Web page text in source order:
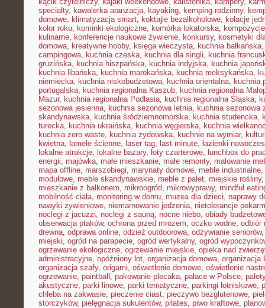
specialty, kawalerka aranżacja, kayaking, kemping rodzinny,
domowe, klimatyzacja smart, koktajle bezalkoholowe, kolacje
kolor roku, kominki ekologiczne, komórka lokatorska,
kulinarne, konferencje naukowe żywienie, konkursy, kosmetyki
domowa, kreatywne hobby, księga wieczysta, kuchnia bałkańska
campingowa, kuchnia czeska, kuchnia dla singli, kuchnia
gruzińska, kuchnia hiszpańska, kuchnia indyjska, kuchnia
kuchnia libańska, kuchnia marokańska, kuchnia meksykańska,
niemiecka, kuchnia niskobudżetowa, kuchnia orientalna, kuchnia
portugalska, kuchnia regionalna Kaszub, kuchnia regionalna
Mazur, kuchnia regionalna Podlasia, kuchnia regionalna Śląska,
sezonowa jesienna, kuchnia sezonowa letnia, kuchnia sezonowa
skandynawska, kuchnia śródziemnomorska, kuchnia studencka,
turecka, kuchnia ukraińska, kuchnia węgierska, kuchnia
kuchnia zero waste, kuchnia żydowska, kuchnie na wymiar,
kwietna, lamele ścienne, laser tag, last minute, łazienki
lokalne atrakcje, lokalne bazary, loty czarterowe, lunchbox do
energii, majówka, małe mieszkanie, małe remonty, malowanie
mapa offline, marszobiegi, marynaty domowe, meble industrialne,
modułowe, meble skandynawskie, meble z palet, miejskie rośliny
mieszkanie z balkonem, mikroogród, mikrowyprawy, mindful
mobilność ciała, monitoring w domu, muzea dla dzieci, naprawy
nawyki żywieniowe, niemarnowanie jedzenia, nietolerancje
noclegi z jacuzzi, noclegi z sauną, nocne niebo, obiady
obserwacja ptaków, ochrona przed mrozem, oczko wodne, odbiór
drewna, odprawa online, odzież outdoorowa, odżywianie seniorów
miejski, ogród na parapecie, ogród wertykalny, ogród
ogrzewanie ekologiczne, ogrzewanie miejskie, opieka nad
administracyjne, opóźniony lot, organizacja domowa, organizacja
organizacja szafy, origami, oświetlenie domowe, oświetlenie
ogrzewanie, paintball , pakowanie plecaka, pałace w Polsce,
akustyczne, parki linowe, parki tematyczne, parkingi lotniskowe,
chleba na zakwasie, pieczenie ciast, pieczywo bezglutenowe,
storczyków, pielęgnacja sukulentów, pilates, piwo kraftowe,